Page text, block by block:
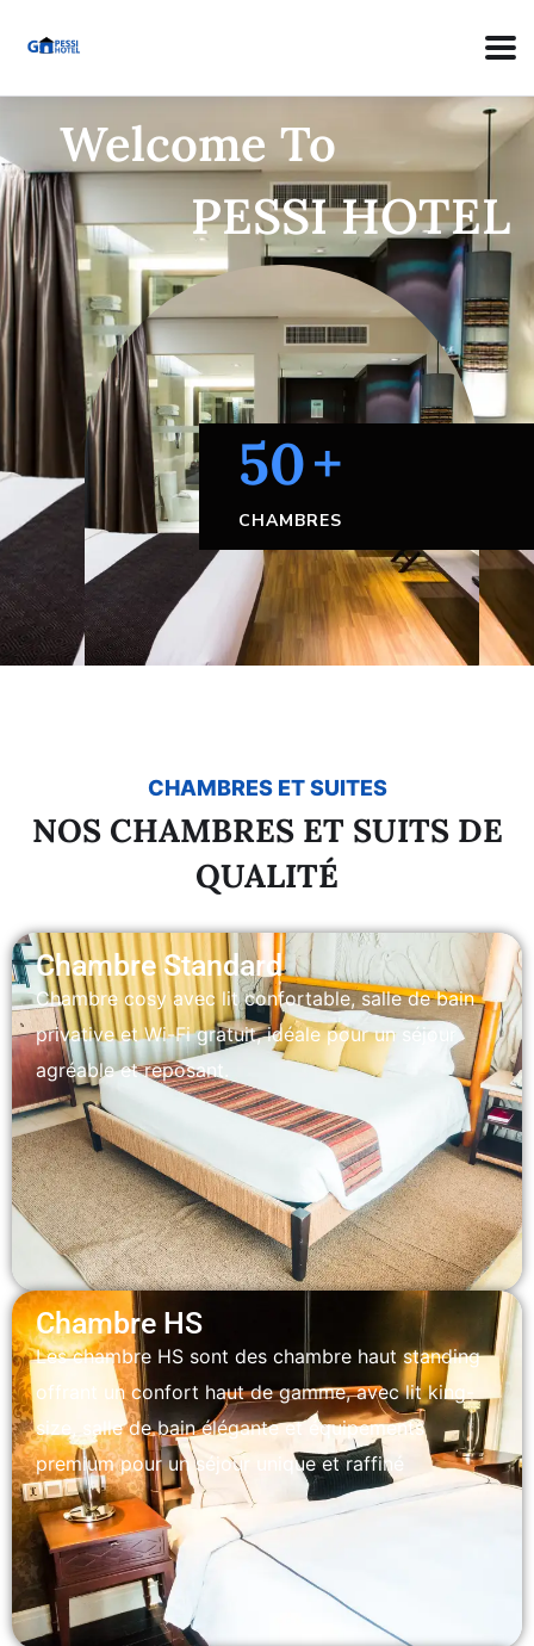
Welcome To
PESSI HOTEL
50+
CHAMBRES
CHAMBRES ET SUITES
NOS CHAMBRES ET SUITS DE
QUALITÉ
Chambre Standard
Chambre cosy avec lit confortable, salle de bain
privative et Wi-Fi gratuit, idéale pour un séjour
agréable et reposant.
Chambre HS
Les chambre HS sont des chambre haut standing
offrant un confort haut de gamme, avec lit king-
size, salle de bain élégante et équipements
premium pour un séjour unique et raffiné